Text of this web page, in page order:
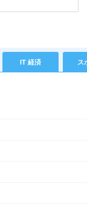
IT 経済 ス